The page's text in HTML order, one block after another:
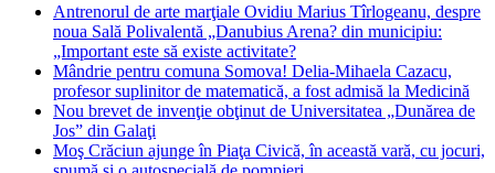
Antrenorul de arte marţiale Ovidiu Marius Tîrlogeanu, despre
noua Sală Polivalentă „Danubius Arena? din municipiu:
„Important este să existe activitate?
Mândrie pentru comuna Somova! Delia-Mihaela Cazacu,
profesor suplinitor de matematică, a fost admisă la Medicină
Nou brevet de invenţie obţinut de Universitatea „Dunărea de
Jos” din Galaţi
Moş Crăciun ajunge în Piaţa Civică, în această vară, cu jocuri,